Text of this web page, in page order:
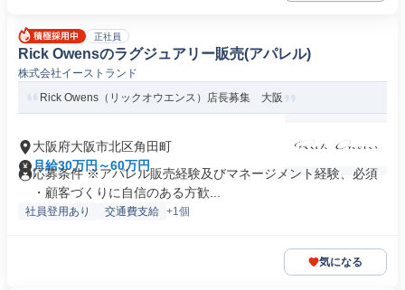
正社員
Rick Owensのラグジュアリー販売(アパレル)
株式会社イーストランド
Rick Owens（リックオウエンス）店長募集 大阪
大阪府大阪市北区角田町
月給30万円～60万円
応募条件 ※アパレル販売経験及びマネージメント経験、必須
・顧客づくりに自信のある方歓...
社員登用あり 交通費支給 +1個
気になる